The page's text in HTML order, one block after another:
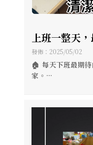
上班一整天
舒舒服服的家
清潔】幫你打理好！ ?
也能有回到飯
發佈：2025/05/02
🏠 每天下班最期
家。
讓你的家，也成為